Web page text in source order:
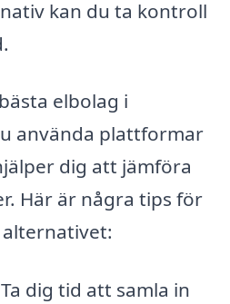
kan du ta kontroll
elbolag i
använda plattformar
dig att jämföra
Här är några tips för
Ta dig tid att samla in